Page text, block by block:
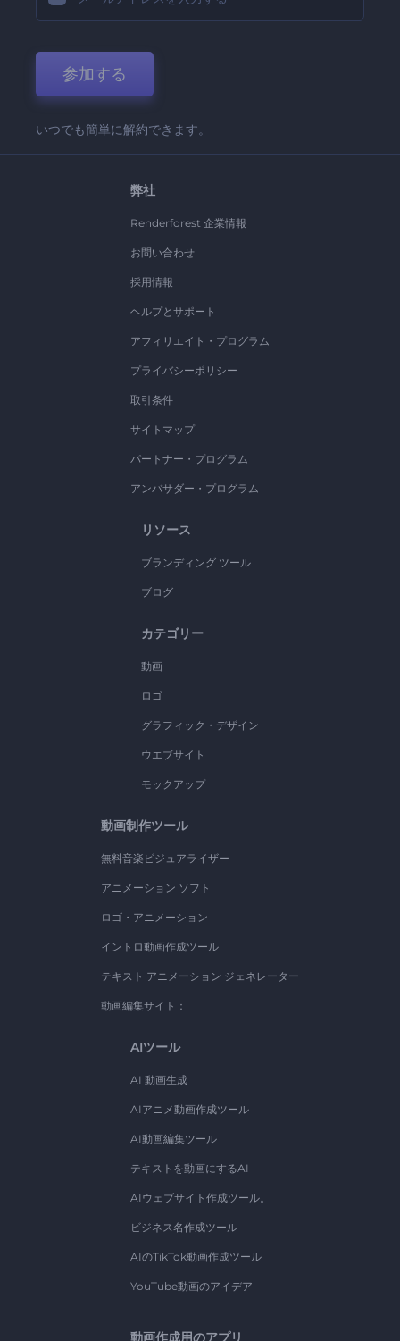
参加する
いつでも簡単に解約できます。
弊社
Renderforest 企業情報
お問い合わせ
採用情報
ヘルプとサポート
アフィリエイト・プログラム
プライバシーポリシー
取引条件
サイトマップ
パートナー・プログラム
アンバサダー・プログラム
リソース
ブランディング ツール
ブログ
カテゴリー
動画
ロゴ
グラフィック・デザイン
ウエブサイト
モックアップ
動画制作ツール
無料音楽ビジュアライザー
アニメーション ソフト
ロゴ・アニメーション
イントロ動画作成ツール
テキスト アニメーション ジェネレーター
動画編集サイト：
AIツール
AI 動画生成
AIアニメ動画作成ツール
AI動画編集ツール
テキストを動画にするAI
AIウェブサイト作成ツール。
ビジネス名作成ツール
AIのTikTok動画作成ツール
YouTube動画のアイデア
動画作成用のアプリ